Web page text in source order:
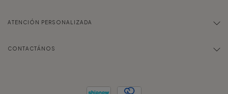
ATENCIÓN PERSONALIZADA
CONTACTÁNOS